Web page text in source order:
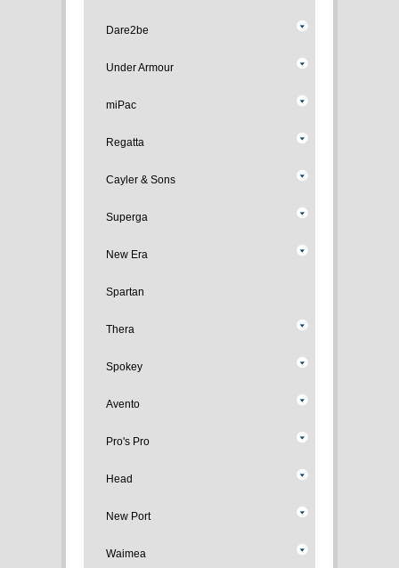
Dare2be
Under Armour
miPac
Regatta
Cayler & Sons
Superga
New Era
Spartan
Thera
Spokey
Avento
Pro's Pro
Head
New Port
Waimea